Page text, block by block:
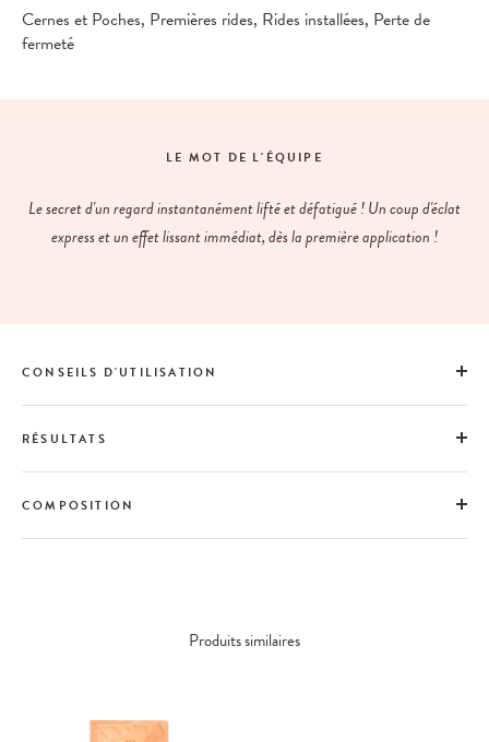
Cernes et Poches, Premières rides, Rides installées, Perte de
fermeté
LE MOT DE L'ÉQUIPE
Le secret d'un regard instantanément lifté et défatigué ! Un coup d'éclat
express et un effet lissant immédiat, dès la première application !
CONSEILS D'UTILISATION
RÉSULTATS
COMPOSITION
Produits similaires